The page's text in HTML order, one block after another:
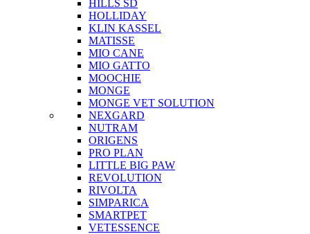
HILLS SD
HOLLIDAY
KLIN KASSEL
MATISSE
MIO CANE
MIO GATTO
MOOCHIE
MONGE
MONGE VET SOLUTION
NEXGARD
NUTRAM
ORIGENS
PRO PLAN
LITTLE BIG PAW
REVOLUTION
RIVOLTA
SIMPARICA
SMARTPET
VETESSENCE